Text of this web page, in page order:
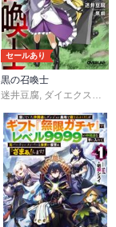
セールあり
黒の召喚士
迷井豆腐, ダイエクスト